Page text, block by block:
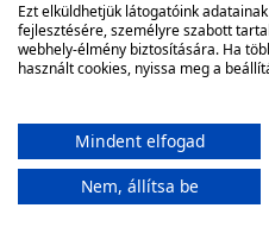
1032. Budapest, Bécsi út 193
info@lunafurdostudio.hu
Ezt elküldhetjük látogatóink
fejlesztésére, személyre szabott
webhely-élmény biztosítására. Ha
használt cookies, nyissa meg a
Mindent elfogad
Nem, állítsa be